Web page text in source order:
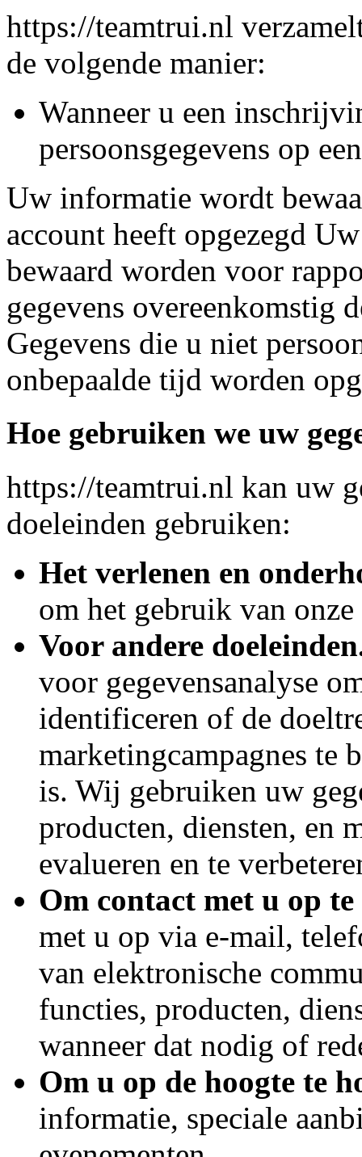
https://teamtrui.nl
de volgende manier:
Wanneer u een
persoonsgegevens op
Uw informatie wordt
account heeft opgezegd
bewaard worden voor
gegevens overeenkomstig
Gegevens die u niet
onbepaalde tijd worden
Hoe gebruiken we uw
https://teamtrui.nl kan uw
doeleinden gebruiken:
Het verlenen en
om het gebruik van
Voor andere
voor gegevensanalyse
identificeren of de
marketingcampagnes te
is. Wij gebruiken uw
producten, diensten, en
evalueren en te
Om contact met u op te
met u op via e-mail,
van elektronische
functies, producten,
wanneer dat nodig of
Om u op de hoogte te
informatie, speciale